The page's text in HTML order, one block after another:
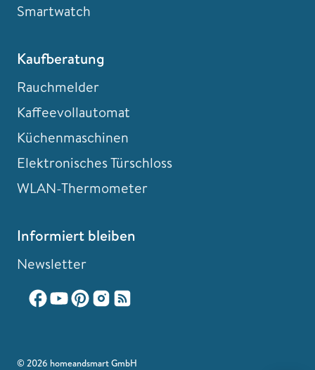
Smartwatch
Kaufberatung
Rauchmelder
Kaffeevollautomat
Küchenmaschinen
Elektronisches Türschloss
WLAN-Thermometer
Informiert bleiben
Newsletter
© 2026 homeandsmart GmbH